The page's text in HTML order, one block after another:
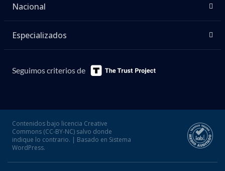
Nacional
Especializados
Seguimos criterios de
Contenidos bajo licencia Creative
Commons (CC-BY-NC) salvo donde
indique lo contrario. | Basado en Sistema
WordPress.